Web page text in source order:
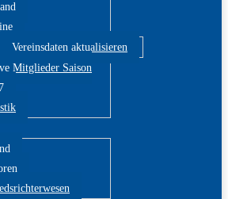
Vereinsdaten aktualisieren
Mitglieder Saison